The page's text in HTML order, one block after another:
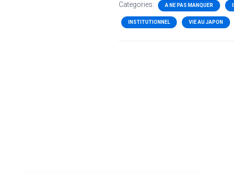
Categories: A NE PAS MANQUER
INSTITUTIONNEL VIE AU JAPON